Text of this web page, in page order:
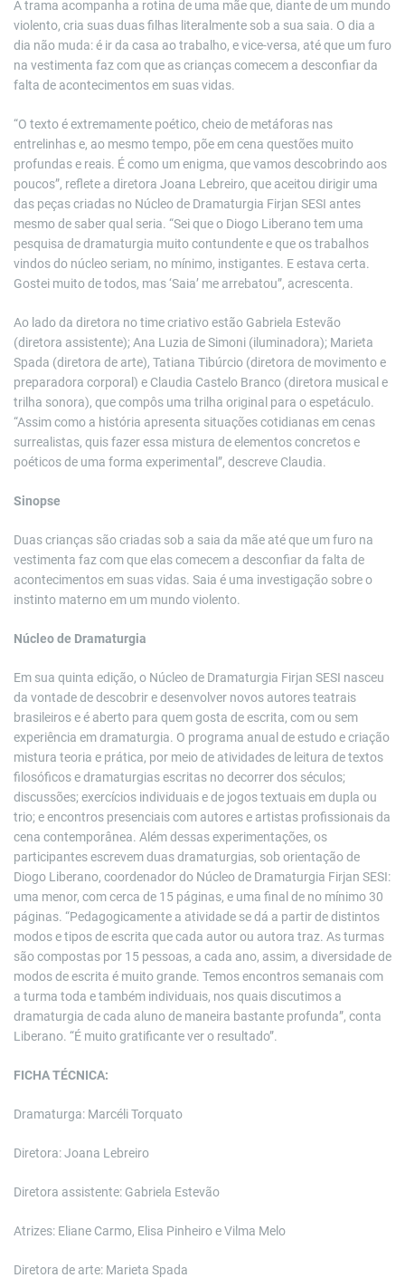
A trama acompanha a rotina de uma mãe que, diante de um mundo
violento, cria suas duas filhas literalmente sob a sua saia. O dia a
dia não muda: é ir da casa ao trabalho, e vice-versa, até que um furo
na vestimenta faz com que as crianças comecem a desconfiar da
falta de acontecimentos em suas vidas.
“O texto é extremamente poético, cheio de metáforas nas
entrelinhas e, ao mesmo tempo, põe em cena questões muito
profundas e reais. É como um enigma, que vamos descobrindo aos
poucos”, reflete a diretora Joana Lebreiro, que aceitou dirigir uma
das peças criadas no Núcleo de Dramaturgia Firjan SESI antes
mesmo de saber qual seria. “Sei que o Diogo Liberano tem uma
pesquisa de dramaturgia muito contundente e que os trabalhos
vindos do núcleo seriam, no mínimo, instigantes. E estava certa.
Gostei muito de todos, mas ‘Saia’ me arrebatou”, acrescenta.
Ao lado da diretora no time criativo estão Gabriela Estevão
(diretora assistente); Ana Luzia de Simoni (iluminadora); Marieta
Spada (diretora de arte), Tatiana Tibúrcio (diretora de movimento e
preparadora corporal) e Claudia Castelo Branco (diretora musical e
trilha sonora), que compôs uma trilha original para o espetáculo.
“Assim como a história apresenta situações cotidianas em cenas
surrealistas, quis fazer essa mistura de elementos concretos e
poéticos de uma forma experimental”, descreve Claudia.
Sinopse
Duas crianças são criadas sob a saia da mãe até que um furo na
vestimenta faz com que elas comecem a desconfiar da falta de
acontecimentos em suas vidas. Saia é uma investigação sobre o
instinto materno em um mundo violento.
Núcleo de Dramaturgia
Em sua quinta edição, o Núcleo de Dramaturgia Firjan SESI nasceu
da vontade de descobrir e desenvolver novos autores teatrais
brasileiros e é aberto para quem gosta de escrita, com ou sem
experiência em dramaturgia. O programa anual de estudo e criação
mistura teoria e prática, por meio de atividades de leitura de textos
filosóficos e dramaturgias escritas no decorrer dos séculos;
discussões; exercícios individuais e de jogos textuais em dupla ou
trio; e encontros presenciais com autores e artistas profissionais da
cena contemporânea. Além dessas experimentações, os
participantes escrevem duas dramaturgias, sob orientação de
Diogo Liberano, coordenador do Núcleo de Dramaturgia Firjan SESI:
uma menor, com cerca de 15 páginas, e uma final de no mínimo 30
páginas. “Pedagogicamente a atividade se dá a partir de distintos
modos e tipos de escrita que cada autor ou autora traz. As turmas
são compostas por 15 pessoas, a cada ano, assim, a diversidade de
modos de escrita é muito grande. Temos encontros semanais com
a turma toda e também individuais, nos quais discutimos a
dramaturgia de cada aluno de maneira bastante profunda”, conta
Liberano. “É muito gratificante ver o resultado”.
FICHA TÉCNICA:
Dramaturga: Marcéli Torquato
Diretora: Joana Lebreiro
Diretora assistente: Gabriela Estevão
Atrizes: Eliane Carmo, Elisa Pinheiro e Vilma Melo
Diretora de arte: Marieta Spada